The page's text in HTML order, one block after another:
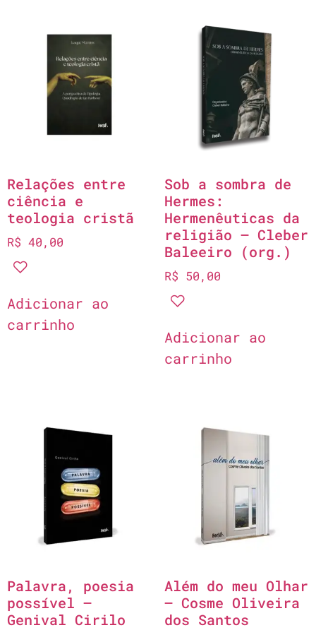
Relações entre
ciência e
teologia cristã
R$ 40,00
Adicionar ao
carrinho
Sob a sombra de
Hermes:
Hermenêuticas da
religião – Cleber
Baleeiro (org.)
R$ 50,00
Adicionar ao
carrinho
Palavra, poesia
possível –
Genival Cirilo
Além do meu Olhar
– Cosme Oliveira
dos Santos